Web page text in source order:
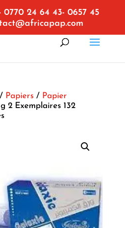
0770 24 64 43- 0657 45
Papiers/ Papier
2 Exemplaires 132